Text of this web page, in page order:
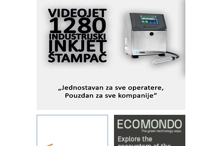
Fleksibilno stezanje i brzo
podešavanje u proizvodnji prototipova
KIP KOP – napredna rešenja za
savremene industrijske i logističke
objekte
Alba d.o.o. – 35 godina preciznosti u
IBeRTIM - oprema za ispitivanje
STAUFF – Komponente koje
povećavaju pouzdanost hidrauličkih